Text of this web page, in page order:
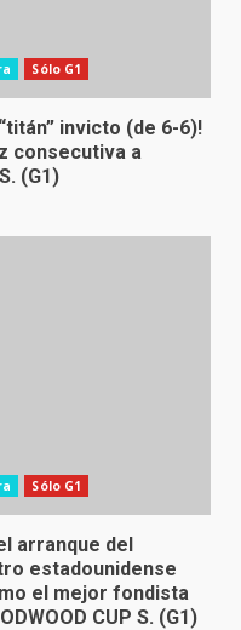
Sólo G1
invicto (de 6-6)!
consecutiva a
(G1)
Sólo G1
arranque del
estadounidense
el mejor fondista
CUP S. (G1)